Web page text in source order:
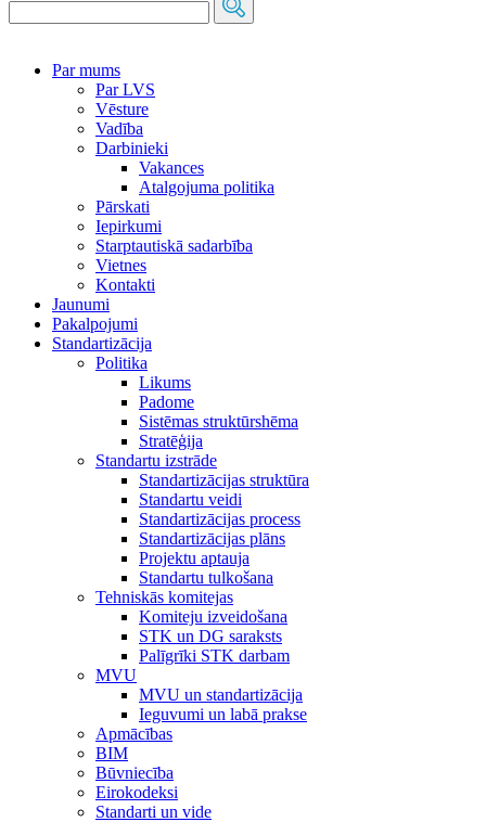
Par mums
Par LVS
Vēsture
Vadība
Darbinieki
Vakances
Atalgojuma politika
Pārskati
Iepirkumi
Starptautiskā sadarbība
Vietnes
Kontakti
Jaunumi
Pakalpojumi
Standartizācija
Politika
Likums
Padome
Sistēmas struktūrshēma
Stratēģija
Standartu izstrāde
Standartizācijas struktūra
Standartu veidi
Standartizācijas process
Standartizācijas plāns
Projektu aptauja
Standartu tulkošana
Tehniskās komitejas
Komiteju izveidošana
STK un DG saraksts
Palīgrīki STK darbam
MVU
MVU un standartizācija
Ieguvumi un labā prakse
Apmācības
BIM
Būvniecība
Eirokodeksi
Standarti un vide